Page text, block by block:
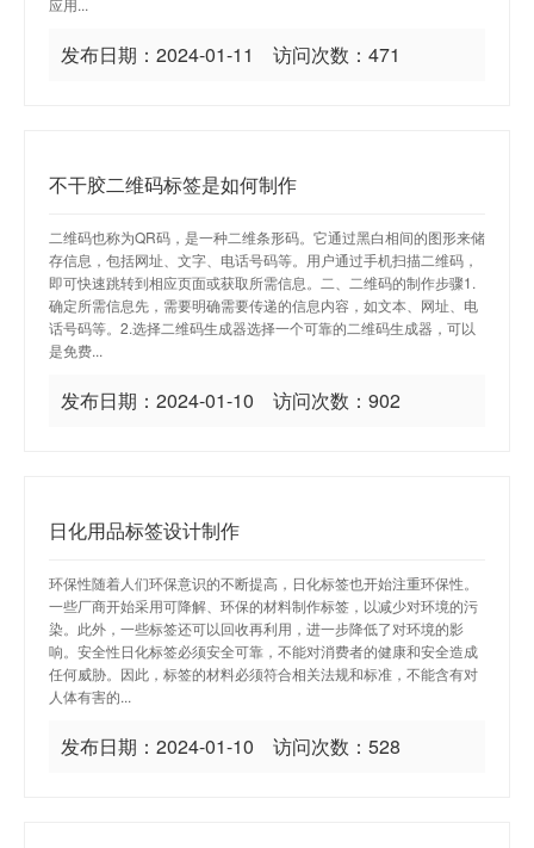
应用...
发布日期：2024-01-11 访问次数：471
不干胶二维码标签是如何制作
二维码也称为QR码，是一种二维条形码。它通过黑白相间的图形来储
存信息，包括网址、文字、电话号码等。用户通过手机扫描二维码，
即可快速跳转到相应页面或获取所需信息。二、二维码的制作步骤1.
确定所需信息先，需要明确需要传递的信息内容，如文本、网址、电
话号码等。2.选择二维码生成器选择一个可靠的二维码生成器，可以
是免费...
发布日期：2024-01-10 访问次数：902
日化用品标签设计制作
环保性随着人们环保意识的不断提高，日化标签也开始注重环保性。
一些厂商开始采用可降解、环保的材料制作标签，以减少对环境的污
染。此外，一些标签还可以回收再利用，进一步降低了对环境的影
响。安全性日化标签必须安全可靠，不能对消费者的健康和安全造成
任何威胁。因此，标签的材料必须符合相关法规和标准，不能含有对
人体有害的...
发布日期：2024-01-10 访问次数：528